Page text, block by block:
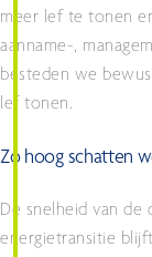
meer lef te tonen
aanname-,
besteden we
lef tonen.
Zo hoog schatten
De snelheid van de
energietransitie